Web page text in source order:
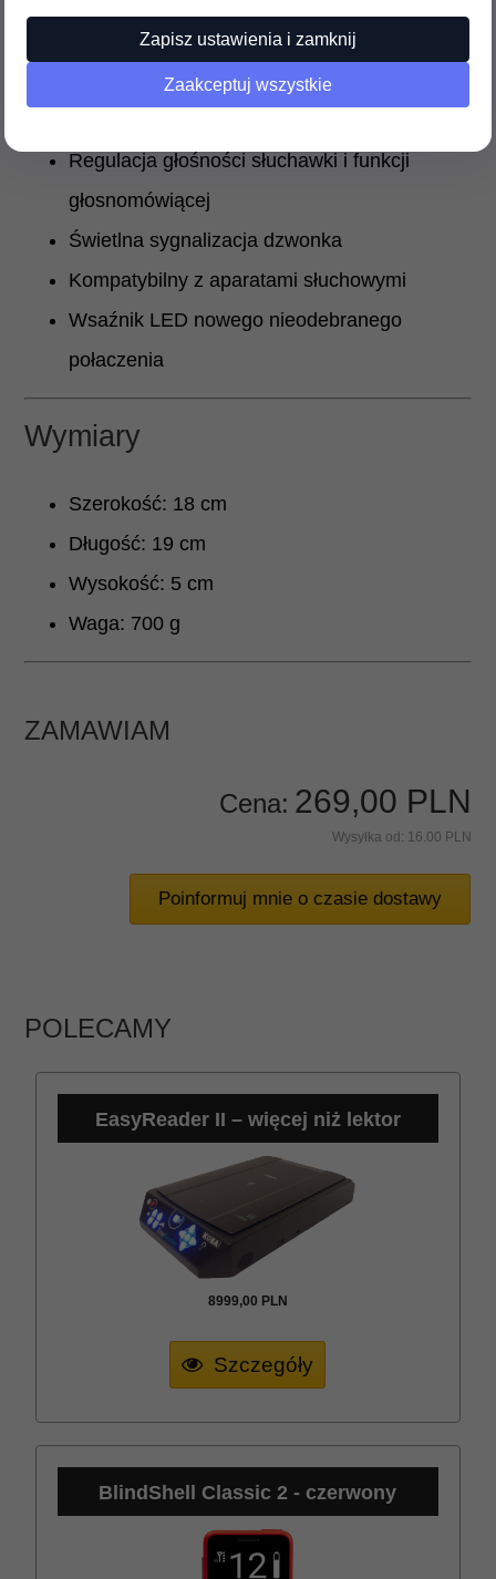
Wybieranie tonowe/pilsowe
Regulacja głośności słuchawki i funkcji
głosnomówiącej
Świetlna sygnalizacja dzwonka
Kompatybilny z aparatami słuchowymi
Wsaźnik LED nowego nieodebranego
połaczenia
Wymiary
Szerokość: 18 cm
Długość: 19 cm
Wysokość: 5 cm
Waga: 700 g
ZAMAWIAM
Cena: 269,00 PLN
Wysyłka od: 16.00 PLN
Poinformuj mnie o czasie dostawy
POLECAMY
EasyReader II – więcej niż lektor
8999,00 PLN
Szczegóły
BlindShell Classic 2 - czerwony
Zapisz ustawienia i zamknij
Zaakceptuj wszystkie